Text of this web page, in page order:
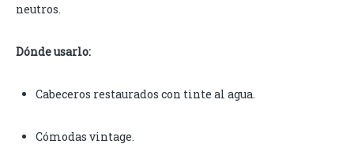
neutros.
Dónde usarlo:
Cabeceros restaurados con tinte al agua.
Cómodas vintage.